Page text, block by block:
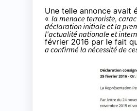
Une telle annonce avait
« la menace terroriste,
déclaration initiale et la
l'actualité nationale et
février 2016 par le fait
a confirmé la nécessité de